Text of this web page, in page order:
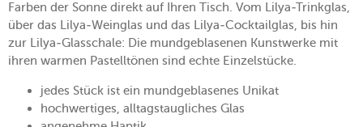
Farben der Sonne direkt auf Ihren Tisch. Vom Lilya-Trinkglas,
über das Lilya-Weinglas und das Lilya-Cocktailglas, bis hin
zur Lilya-Glasschale: Die mundgeblasenen Kunstwerke mit
ihren warmen Pastelltönen sind echte Einzelstücke.
jedes Stück ist ein mundgeblasenes Unikat
hochwertiges, alltagstaugliches Glas